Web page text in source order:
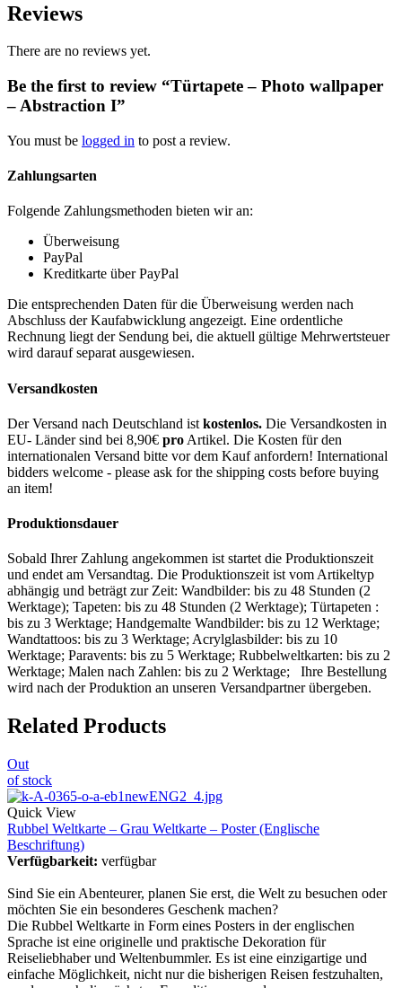
Reviews
There are no reviews yet.
Be the first to review “Türtapete – Photo wallpaper
– Abstraction I”
You must be logged in to post a review.
Zahlungsarten
Folgende Zahlungsmethoden bieten wir an:
Überweisung
PayPal
Kreditkarte über PayPal
Die entsprechenden Daten für die Überweisung werden nach
Abschluss der Kaufabwicklung angezeigt. Eine ordentliche
Rechnung liegt der Sendung bei, die aktuell gültige Mehrwertsteuer
wird darauf separat ausgewiesen.
Versandkosten
Der Versand nach Deutschland ist kostenlos. Die Versandkosten in
EU- Länder sind bei 8,90€ pro Artikel. Die Kosten für den
internationalen Versand bitte vor dem Kauf anfordern! International
bidders welcome - please ask for the shipping costs before buying
an item!
Produktionsdauer
Sobald Ihrer Zahlung angekommen ist startet die Produktionszeit
und endet am Versandtag. Die Produktionszeit ist vom Artikeltyp
abhängig und beträgt zur Zeit: Wandbilder: bis zu 48 Stunden (2
Werktage); Tapeten: bis zu 48 Stunden (2 Werktage); Türtapeten :
bis zu 3 Werktage; Handgemalte Wandbilder: bis zu 12 Werktage;
Wandtattoos: bis zu 3 Werktage; Acrylglasbilder: bis zu 10
Werktage; Paravents: bis zu 5 Werktage; Rubbelweltkarten: bis zu 2
Werktage; Malen nach Zahlen: bis zu 2 Werktage; Ihre Bestellung
wird nach der Produktion an unseren Versandpartner übergeben.
Related Products
Out
of stock
Quick View
Rubbel Weltkarte – Grau Weltkarte – Poster (Englische
Beschriftung)
Verfügbarkeit: verfügbar
Sind Sie ein Abenteurer, planen Sie erst, die Welt zu besuchen oder
möchten Sie ein besonderes Geschenk machen?
Die Rubbel Weltkarte in Form eines Posters in der englischen
Sprache ist eine originelle und praktische Dekoration für
Reiseliebhaber und Weltenbummler. Es ist eine einzigartige und
einfache Möglichkeit, nicht nur die bisherigen Reisen festzuhalten,